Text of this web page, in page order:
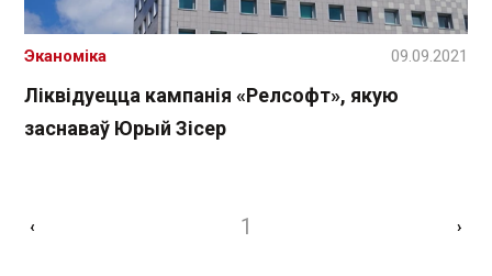
Ліквідуецца кампанія «Релсофт», якую
заснаваў Юрый Зісер
Эканоміка 09.09.2021
‹ 1 ›